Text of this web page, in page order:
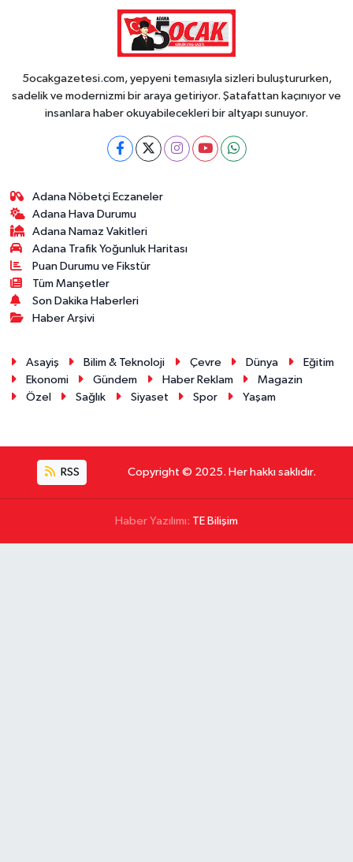
5ocakgazetesi.com, yepyeni temasıyla sizleri buluştururken,
sadelik ve modernizmi bir araya getiriyor. Şatafattan kaçınıyor ve
insanlara haber okuyabilecekleri bir altyapı sunuyor.
Adana Nöbetçi Eczaneler
Adana Hava Durumu
Adana Namaz Vakitleri
Adana Trafik Yoğunluk Haritası
Puan Durumu ve Fikstür
Tüm Manşetler
Son Dakika Haberleri
Haber Arşivi
Asayiş Bilim & Teknoloji Çevre Dünya
Eğitim
Ekonomi
Gündem Haber Reklam
Magazin
Özel
Sağlık Siyaset Spor Yaşam
RSS Copyright © 2025. Her hakkı saklıdır.
Haber Yazılımı: TE Bilişim